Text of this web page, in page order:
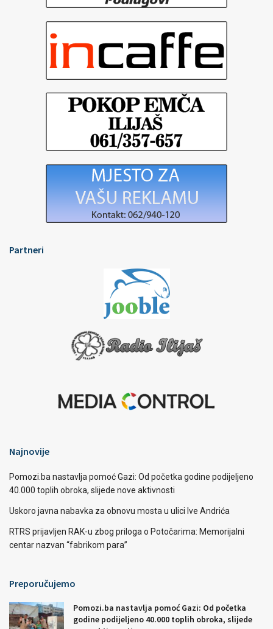
Partneri
Najnovije
Pomozi.ba nastavlja pomoć Gazi: Od početka godine podijeljeno
40.000 toplih obroka, slijede nove aktivnosti
Uskoro javna nabavka za obnovu mosta u ulici Ive Andrića
RTRS prijavljen RAK-u zbog priloga o Potočarima: Memorijalni
centar nazvan “fabrikom para”
Preporučujemo
Pomozi.ba nastavlja pomoć Gazi: Od početka
godine podijeljeno 40.000 toplih obroka, slijede